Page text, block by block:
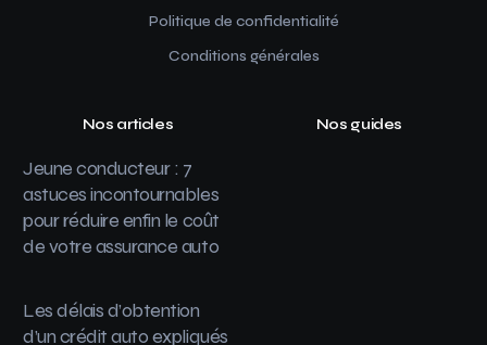
Politique de confidentialité
Conditions générales
Nos articles
Jeune conducteur : 7
astuces incontournables
pour réduire enfin le coût
de votre assurance auto
Les délais d’obtention
d’un crédit auto expliqués
Nos guides